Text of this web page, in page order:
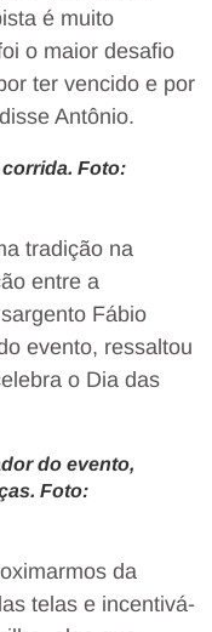
é muito
o maior desafio
ter vencido e por
Antônio.
Foto:
tradição na
entre a
Fábio
evento, ressaltou
o Dia das
do evento,
Foto:
da
telas e incentivá-